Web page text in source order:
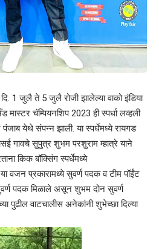
दि. 1 जुलै ते 5 जुलै रोजी झालेल्या वाको इंडिया
चॅम्पियनशिप 2023 ही स्पर्धा लव्हली
पंजाब येथे संपन्न झाली. या स्पर्धेमध्ये रायगड
गावचे सुपुत्र शुभम परशुराम म्हात्रे याने
किक बॉक्सिंग स्पर्धेमध्ये
वजन प्रकारामध्ये सुवर्ण पदक व टीम पॉईंट
पदक मिळाले असून शुभम दोन सुवर्ण
पुढील वाटचालीस अनेकांनी शुभेच्छा दिल्या